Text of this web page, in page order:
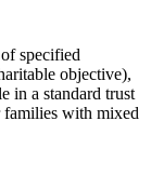
specified
objective),
in a standard trust
families with mixed